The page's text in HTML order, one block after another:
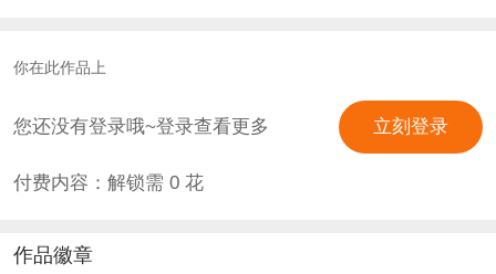
正轨 需要自行摸索对应职业并游玩 为顺应
（拜托 只是一个高自由多选项多职业设定的
攻略小游戏 没有高大上立意 篇幅不会很长
当个乐子看看就行 番外基本是独立番外～
建议评论区剧透～ 制作：小熊的芭蕾舞鞋
你在此作品上
您还没有登录哦~登录查看更多 立刻登录
付费内容：解锁需 0花
作品徽章